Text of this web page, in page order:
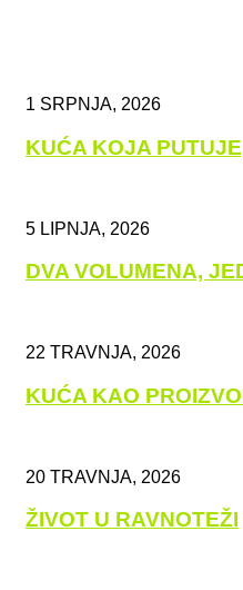
1 SRPNJA, 2026
KUĆA KOJA
5 LIPNJA, 2026
DVA VOLUMENA,
22 TRAVNJA, 2026
KUĆA KAO
20 TRAVNJA, 2026
ŽIVOT U RAVNOTEŽI